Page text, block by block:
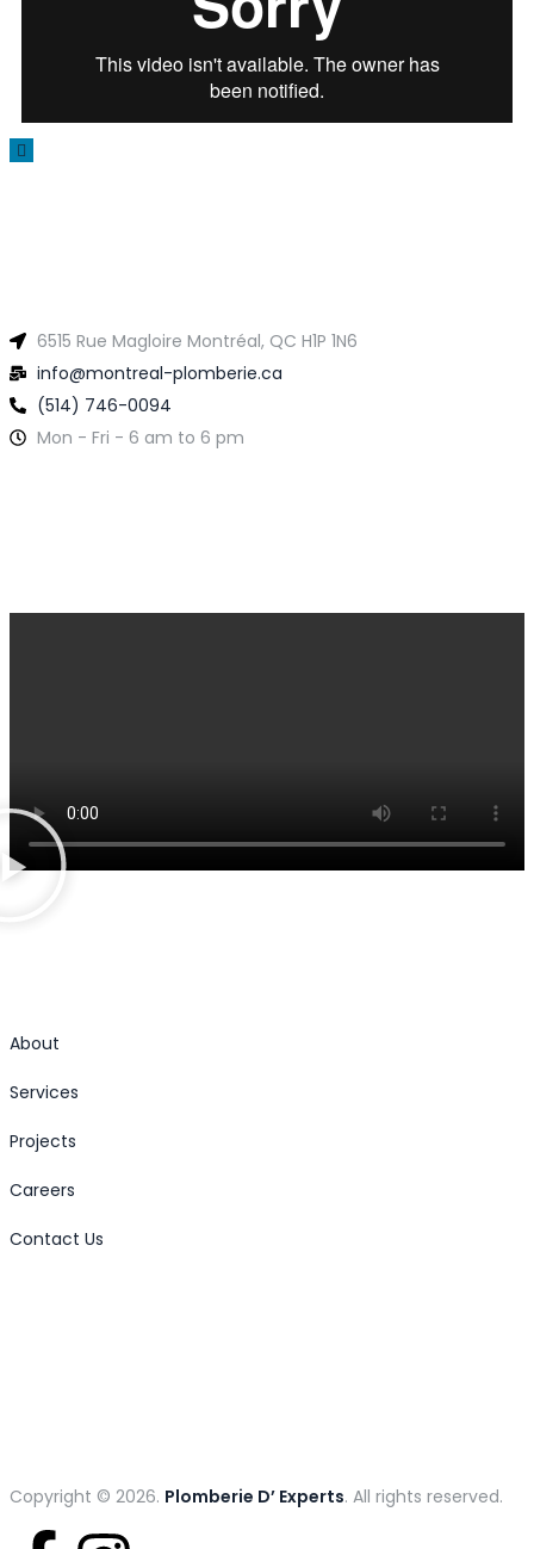
6515 Rue Magloire Montréal, QC H1P 1N6
info@montreal-plomberie.ca
(514) 746-0094
Mon - Fri - 6 am to 6 pm
About
Services
Projects
Careers
Contact Us
Copyright © 2026. Plomberie D’ Experts. All rights reserved.